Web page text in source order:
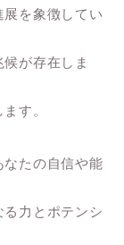
を象徴してい
が存在しま
す。
なたの自信や能
力とポテンシ